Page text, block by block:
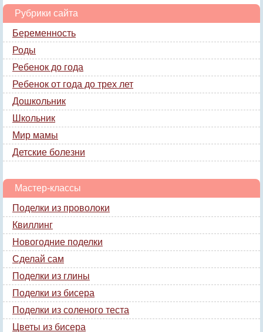
Рубрики сайта
Беременность
Роды
Ребенок до года
Ребенок от года до трех лет
Дошкольник
Школьник
Мир мамы
Детские болезни
Мастер-классы
Поделки из проволоки
Квиллинг
Новогодние поделки
Сделай сам
Поделки из глины
Поделки из бисера
Поделки из соленого теста
Цветы из бисера